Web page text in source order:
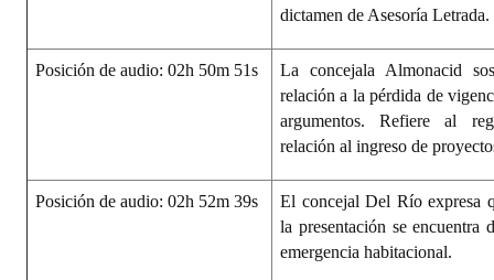
dictamen de Asesoría Letrada.
Posición de audio: 02h 50m 51s
La concejala Almonacid
relación a la pérdida de
argumentos. Refiere al
relación al ingreso de
Posición de audio: 02h 52m 39s
El concejal Del Río expresa
la presentación se encuentra
emergencia habitacional.